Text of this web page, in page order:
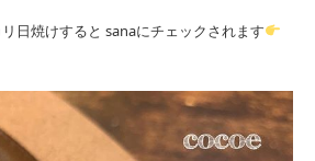
日焼けすると sanaにチェックされます